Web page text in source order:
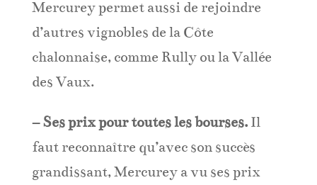
Mercurey permet aussi de rejoindre
d’autres vignobles de la Côte
chalonnaise, comme Rully ou la Vallée
des Vaux.
– Ses prix pour toutes les bourses.Il
faut reconnaître qu’avec son succès
grandissant, Mercurey a vu ses prix